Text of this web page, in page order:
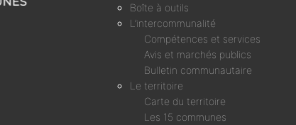
Boîte à outils
L’intercommunalité
Compétences et services
Avis et marchés publics
Bulletin communautaire
Le territoire
Carte du territoire
Les 15 communes